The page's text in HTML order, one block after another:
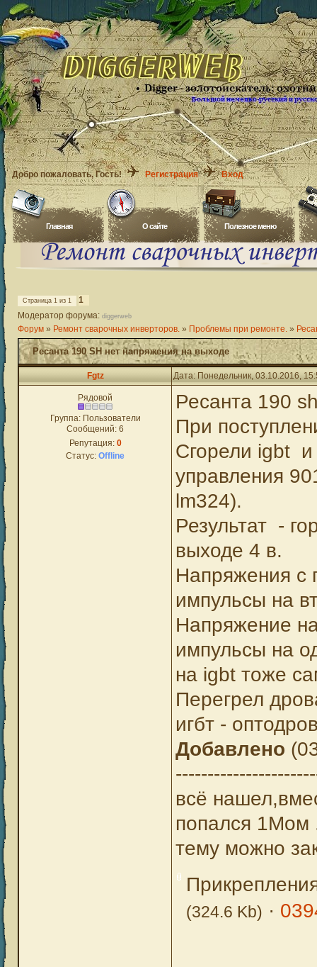
Добро пожаловать, Гость! Регистрация Вход
Главная O сайте Полезное меню
Страница 1 из 1
1
Модератор форума: diggerweb
Форум » Ремонт сварочных инверторов. » Проблемы при ремонте. »
Ресанта 190 SH нет напряжения на выходе
Fgtz Дата: Понедельник, 03.10.2016,
Рядовой
Группа: Пользователи
Сообщений: 6
Репутация: 0
Статус: Offline
Ресанта 190
При
Сгорели igbt и
управления
lm324).
Результат -
выходе 4 в.
Напряжения с
импульсы на
Напряжение
импульсы на
на igbt тоже
Перегрел
игбт -
Добавлено
всё
попался
тему можно
(324.6 Kb) ·